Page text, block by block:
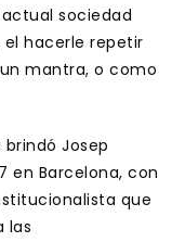
sociedad
el hacerle repetir
mantra, o como
Josep
en Barcelona, con
que
las